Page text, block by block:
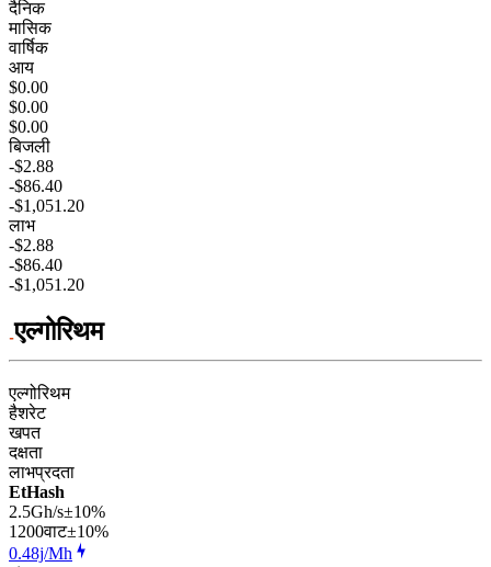
दैनिक
मासिक
वार्षिक
आय
$0.00
$0.00
$0.00
बिजली
-$2.88
-$86.40
-$1,051.20
लाभ
-$2.88
-$86.40
-$1,051.20
एल्गोरिथम
एल्गोरिथम
हैशरेट
खपत
दक्षता
लाभप्रदता
EtHash
2.5Gh/s±10%
1200वाट±10%
0.48j/Mh